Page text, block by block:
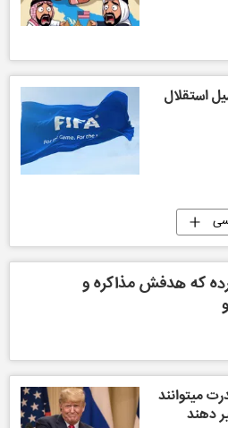
استقلال
که هدفش مذاکره و
میتوانند
دهند